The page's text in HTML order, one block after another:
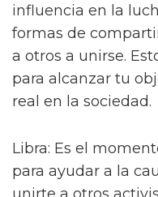
influencia en la
formas de
a otros a unirse.
para alcanzar tu
real en la sociedad.
Libra: Es el
para ayudar a la